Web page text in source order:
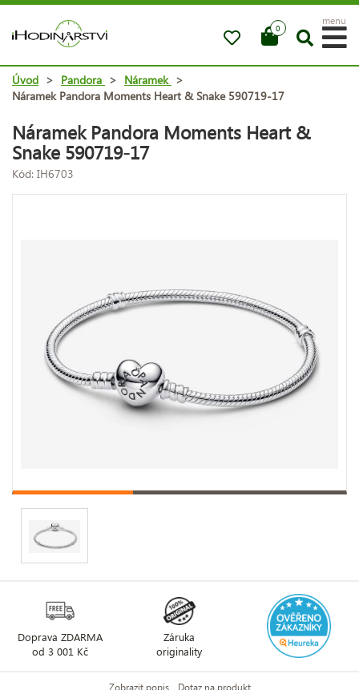
0
menu
Úvod > Pandora > Náramek >
Náramek Pandora Moments Heart & Snake 590719-17
Náramek Pandora Moments Heart &
Snake 590719-17
Kód: IH6703
Doprava ZDARMA
od 3 001 Kč
Záruka
originality
Zobrazit popis Dotaz na produkt